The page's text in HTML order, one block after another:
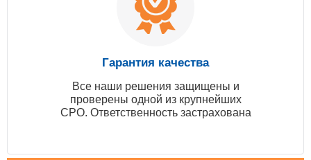
Гарантия качества
Все наши решения защищены и
проверены одной из крупнейших
СРО. Ответственность застрахована